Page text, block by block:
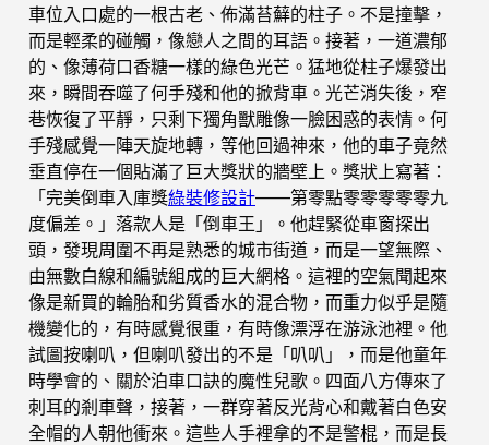
車位入口處的一根古老、佈滿苔蘚的柱子。不是撞擊，
而是輕柔的碰觸，像戀人之間的耳語。接著，一道濃郁
的、像薄荷口香糖一樣的綠色光芒。猛地從柱子爆發出
來，瞬間吞噬了何手殘和他的掀背車。光芒消失後，窄
巷恢復了平靜，只剩下獨角獸雕像一臉困惑的表情。何
手殘感覺一陣天旋地轉，等他回過神來，他的車子竟然
垂直停在一個貼滿了巨大獎狀的牆壁上。獎狀上寫著：
「完美倒車入庫獎綠裝修設計——第零點零零零零零九
度偏差。」落款人是「倒車王」。他趕緊從車窗探出
頭，發現周圍不再是熟悉的城市街道，而是一望無際、
由無數白線和編號組成的巨大網格。這裡的空氣聞起來
像是新買的輪胎和劣質香水的混合物，而重力似乎是隨
機變化的，有時感覺很重，有時像漂浮在游泳池裡。他
試圖按喇叭，但喇叭發出的不是「叭叭」，而是他童年
時學會的、關於泊車口訣的魔性兒歌。四面八方傳來了
刺耳的剎車聲，接著，一群穿著反光背心和戴著白色安
全帽的人朝他衝來。這些人手裡拿的不是警棍，而是長